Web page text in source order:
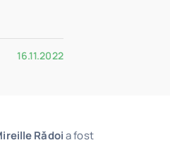
16.11.2022
Rădoia fost